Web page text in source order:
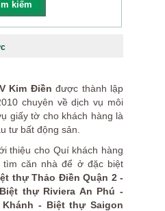
Kim Điền được thành lập
chuyên về dịch vụ môi
giấy tờ cho khách hàng là
tư bất động sản.
thiệu cho Quí khách hàng
căn nhà để ở đặc biệt
thự Thảo Điền Quận 2 -
thự Riviera An Phú -
- Biệt thự Saigon